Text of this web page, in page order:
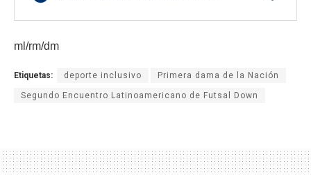
ml/rm/dm
Etiquetas: deporte inclusivo Primera dama de la Nación
Segundo Encuentro Latinoamericano de Futsal Down